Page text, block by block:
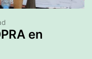
en